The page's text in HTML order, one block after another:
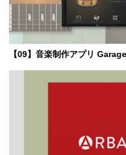
【09】音楽制作アプリ